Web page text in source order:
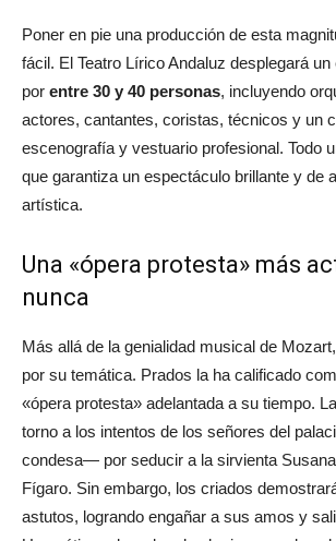
Poner en pie una producción de esta
fácil. El Teatro Lírico Andaluz desplegará
por entre 30 y 40 personas, incluyendo
actores, cantantes, coristas, técnicos y un
escenografía y vestuario profesional. Todo
que garantiza un espectáculo brillante y de
artística.
Una «ópera protesta» más
nunca
Más allá de la genialidad musical de
por su temática. Prados la ha calificado
«ópera protesta» adelantada a su tiempo.
torno a los intentos de los señores del
condesa— por seducir a la sirvienta
Fígaro. Sin embargo, los criados
astutos, logrando engañar a sus amos y